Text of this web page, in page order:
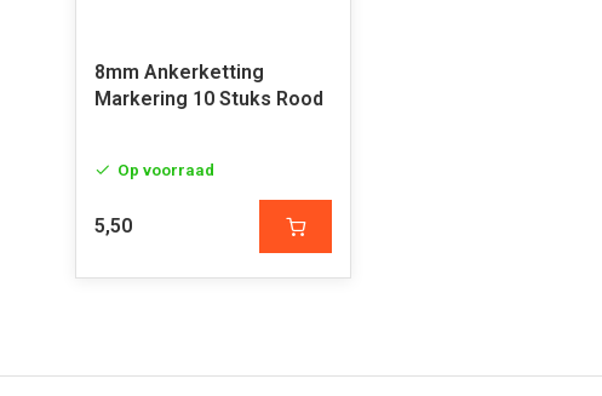
8mm Ankerketting
Markering 10 Stuks Rood
Op voorraad
5,50